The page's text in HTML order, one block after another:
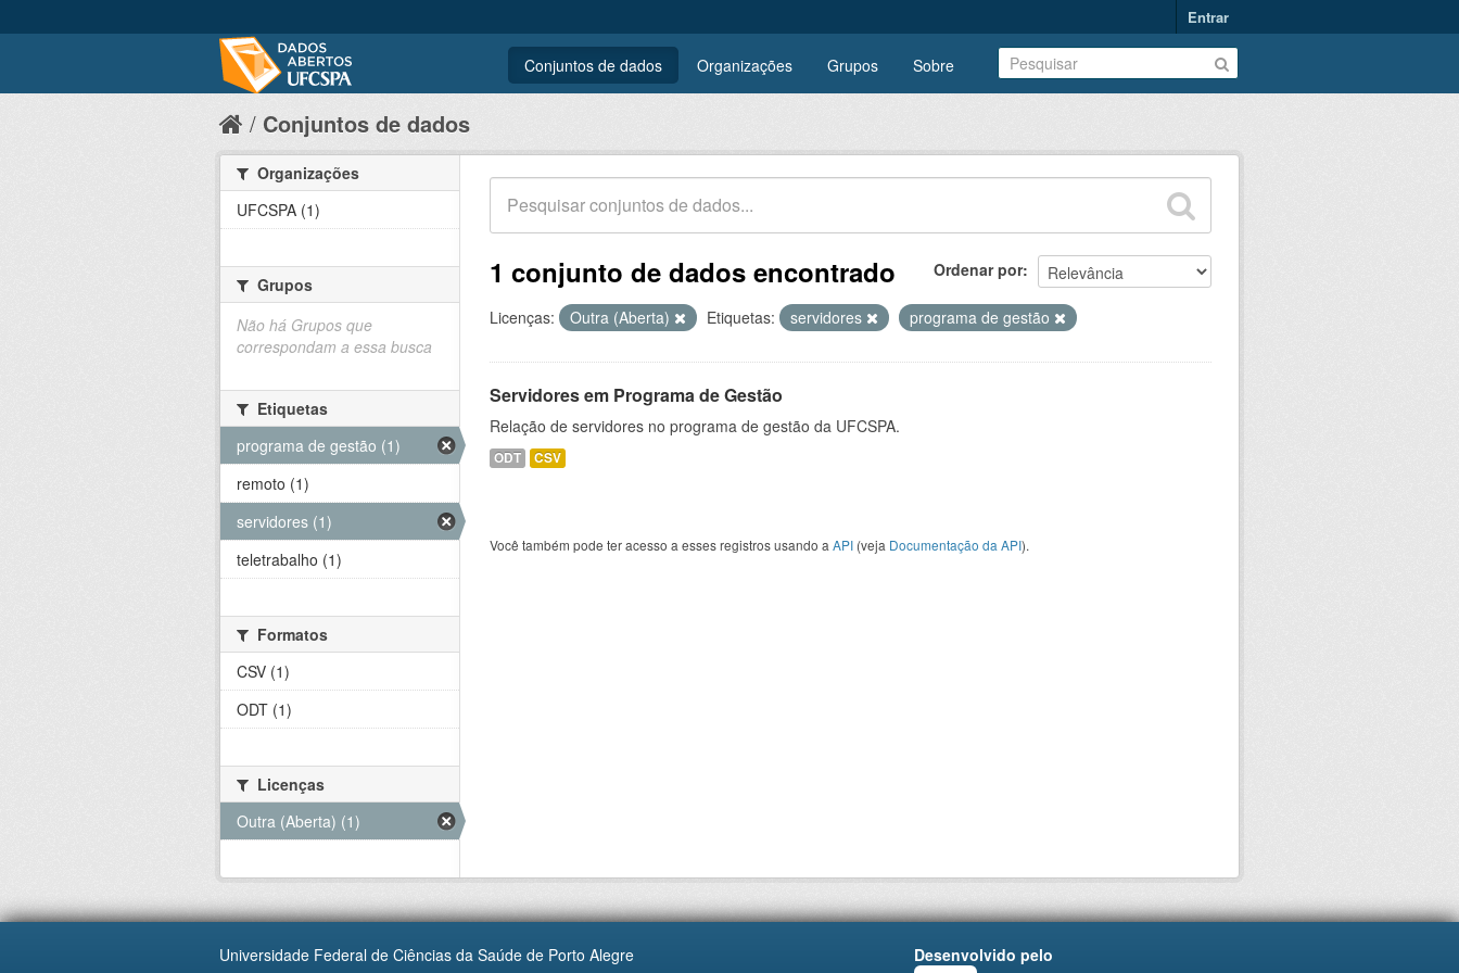
Entrar
Conjuntos de dados Organizações Grupos Sobre
Conjuntos de dados
Ordenar por
1 conjunto de dados encontrado
Licenças: Outra (Aberta) Etiquetas: servidores programa de gestão
Servidores em Programa de Gestão
Relação de servidores no programa de gestão da UFCSPA.
ODT CSV
Você também pode ter acesso a esses registros usando a API (veja Documentação da API).
Organizações
UFCSPA (1)
Grupos
Não há Grupos que
correspondam a essa busca
Etiquetas
programa de gestão (1)
remoto (1)
servidores (1)
teletrabalho (1)
Formatos
CSV (1)
ODT (1)
Licenças
Outra (Aberta) (1)
Universidade Federal de Ciências da Saúde de Porto Alegre
Desenvolvido pelo